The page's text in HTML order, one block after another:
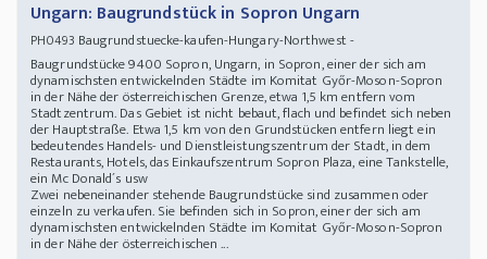
Ungarn: Baugrundstück in Sopron Ungarn
PH0493 Baugrundstuecke-kaufen-Hungary-Northwest -
Baugrundstücke 9400 Sopron, Ungarn, in Sopron, einer der sich am
dynamischsten entwickelnden Städte im Komitat Győr-Moson-Sopron
in der Nähe der österreichischen Grenze, etwa 1,5 km entfern vom
Stadtzentrum. Das Gebiet ist nicht bebaut, flach und befindet sich neben
der Hauptstraße. Etwa 1,5 km von den Grundstücken entfern liegt ein
bedeutendes Handels- und Dienstleistungszentrum der Stadt, in dem
Restaurants, Hotels, das Einkaufszentrum Sopron Plaza, eine Tankstelle,
ein Mc Donald´s usw
Zwei nebeneinander stehende Baugrundstücke sind zusammen oder
einzeln zu verkaufen. Sie befinden sich in Sopron, einer der sich am
dynamischsten entwickelnden Städte im Komitat Győr-Moson-Sopron
in der Nähe der österreichischen ...